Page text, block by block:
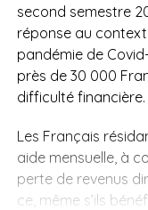
second semestre
réponse au
pandémie de
près de 30 000
difficulté financière.
Les Français
aide mensuelle, à
perte de revenus
ce, même s’ils